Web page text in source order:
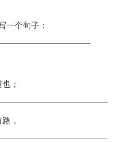
个句子：
；
，